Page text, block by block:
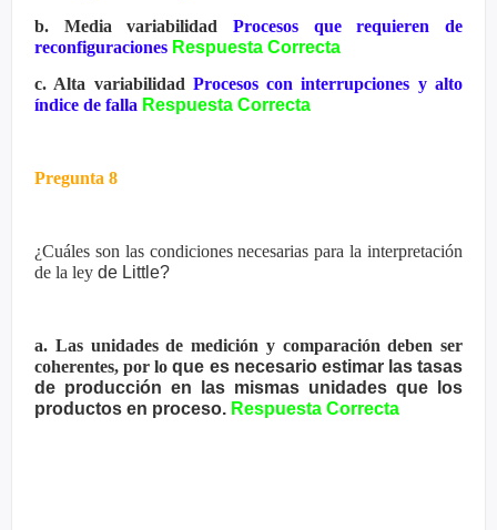
b. Media variabilidad Procesos que requieren de
reconfiguraciones Respuesta Correcta
c. Alta variabilidad Procesos con interrupciones y alto
índice de falla Respuesta Correcta
Pregunta 8
¿Cuáles son las condiciones necesarias para la interpretación
de la ley de Little?
a. Las unidades de medición y comparación deben ser
coherentes, por loque es necesario estimar las tasas
de producción en las mismas unidades que los
productos en proceso. Respuesta Correcta